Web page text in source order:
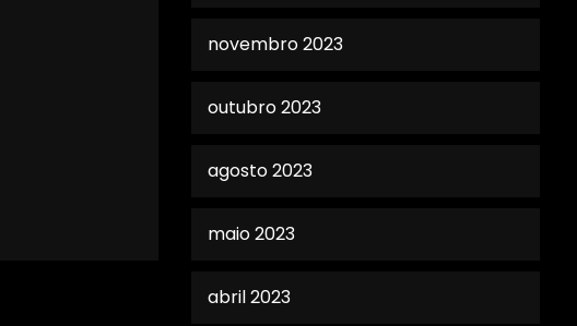
novembro 2023
outubro 2023
agosto 2023
maio 2023
abril 2023